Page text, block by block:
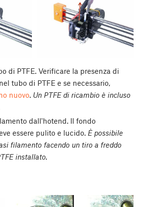
di PTFE. Verificare la presenza di
tubo di PTFE e se necessario,
nuovo. Un PTFE di ricambio è incluso
dall'hotend. Il fondo
essere pulito e lucido. È possibile
filamento facendo un tiro a freddo
installato.